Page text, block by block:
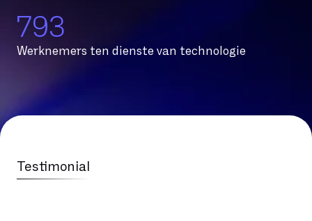
800
Werknemers ten dienste van technologie
Testimonial